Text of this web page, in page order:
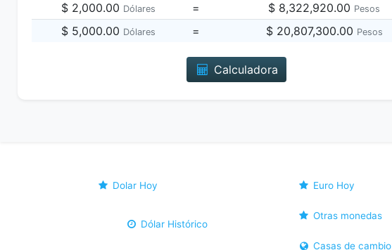
$ 2,000.00 Dólares = $ 8,322,920.00 Pesos
$ 5,000.00 Dólares = $ 20,807,300.00 Pesos
Calculadora
Dolar Hoy
Dólar Histórico
Euro Hoy
Otras monedas
Casas de cambio